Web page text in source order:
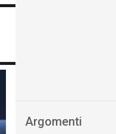
Argomenti